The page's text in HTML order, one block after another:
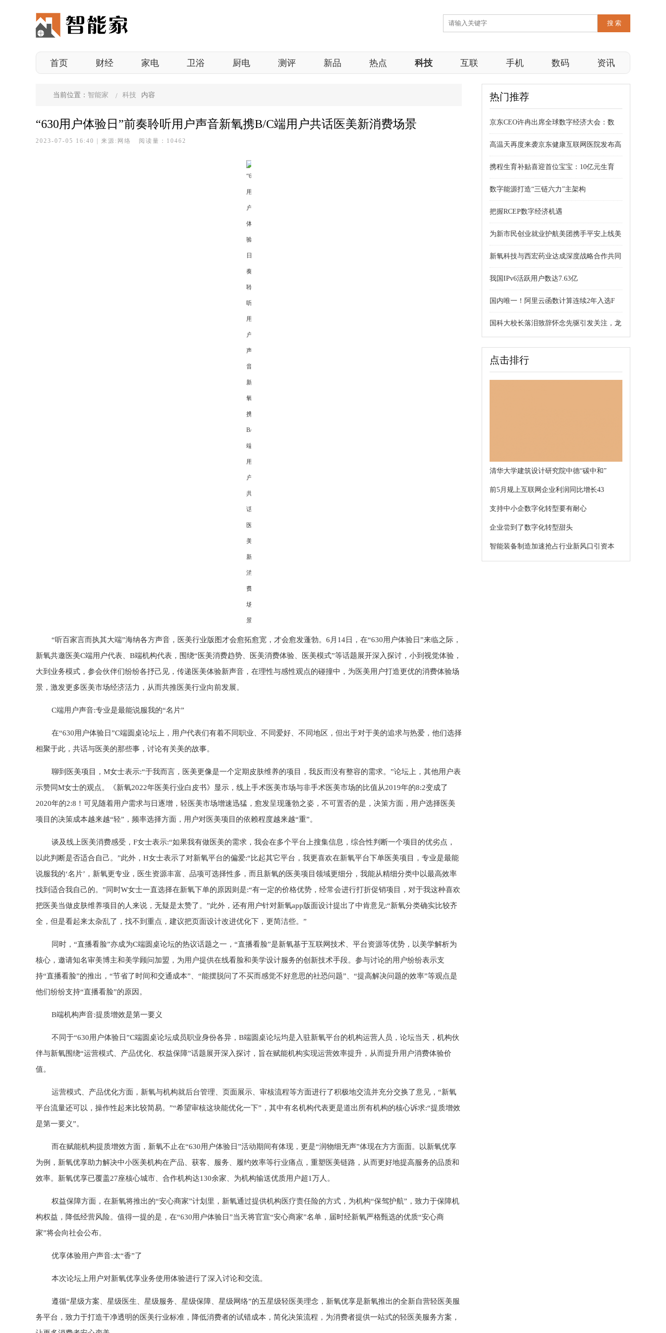
首页 财经 家电 卫浴 厨电 测评 新品 热点 科技 互联 手机 数码 资讯
当前位置： 智能家 科技 内容
“630用户体验日”前奏聆听用户声音新氧携B/C端用户共话医美新消费场景
2023-07-05 16:40 来源:网络 阅读量：10462
“听百家言而执其大端”海纳各方声音，医美行业版图才会愈拓愈宽，才会愈发蓬勃。6月14日，在“630用户体验日”来临之际，
新氧共邀医美C端用户代表、B端机构代表，围绕“医美消费趋势、医美消费体验、医美模式”等话题展开深入探讨，小到视觉体验，
大到业务模式，参会伙伴们纷纷各抒己见，传递医美体验新声音，在理性与感性观点的碰撞中，为医美用户打造更优的消费体验场
景，激发更多医美市场经济活力，从而共推医美行业向前发展。
C端用户声音:专业是最能说服我的“名片”
在“630用户体验日”C端圆桌论坛上，用户代表们有着不同职业、不同爱好、不同地区，但出于对于美的追求与热爱，他们选择
相聚于此，共话与医美的那些事，讨论有关美的故事。
聊到医美项目，M女士表示:“于我而言，医美更像是一个定期皮肤维养的项目，我反而没有整容的需求。”论坛上，其他用户表
示赞同M女士的观点。《新氧2022年医美行业白皮书》显示，线上手术医美市场与非手术医美市场的比值从2019年的8:2变成了
2020年的2:8！可见随着用户需求与日逐增，轻医美市场增速迅猛，愈发呈现蓬勃之姿，不可置否的是，决策方面，用户选择医美
项目的决策成本越来越“轻”，频率选择方面，用户对医美项目的依赖程度越来越“重”。
谈及线上医美消费感受，F女士表示:“如果我有做医美的需求，我会在多个平台上搜集信息，综合性判断一个项目的优劣点，
以此判断是否适合自己。”此外，H女士表示了对新氧平台的偏爱:“比起其它平台，我更喜欢在新氧平台下单医美项目，专业是最能
说服我的‘名片’，新氧更专业，医生资源丰富、品项可选择性多，而且新氧的医美项目领域更细分，我能从精细分类中以最高效率
找到适合我自己的。”同时W女士一直选择在新氧下单的原因则是:“有一定的价格优势，经常会进行打折促销项目，对于我这种喜欢
把医美当做皮肤维养项目的人来说，无疑是太赞了。”此外，还有用户针对新氧app版面设计提出了中肯意见:“新氧分类确实比较齐
全，但是看起来太杂乱了，找不到重点，建议把页面设计改进优化下，更简洁些。”
同时，“直播看脸”亦成为C端圆桌论坛的热议话题之一，“直播看脸”是新氧基于互联网技术、平台资源等优势，以美学解析为
核心，邀请知名审美博主和美学顾问加盟，为用户提供在线看脸和美学设计服务的创新技术手段。参与讨论的用户纷纷表示支
持“直播看脸”的推出，“节省了时间和交通成本”、“能摆脱问了不买而感觉不好意思的社恐问题”、“提高解决问题的效率”等观点是
他们纷纷支持“直播看脸”的原因。
B端机构声音:提质增效是第一要义
不同于“630用户体验日”C端圆桌论坛成员职业身份各异，B端圆桌论坛均是入驻新氧平台的机构运营人员，论坛当天，机构伙
伴与新氧围绕“运营模式、产品优化、权益保障”话题展开深入探讨，旨在赋能机构实现运营效率提升，从而提升用户消费体验价
值。
运营模式、产品优化方面，新氧与机构就后台管理、页面展示、审核流程等方面进行了积极地交流并充分交换了意见，“新氧
平台流量还可以，操作性起来比较简易。”“希望审核这块能优化一下”，其中有名机构代表更是道出所有机构的核心诉求:“提质增效
是第一要义”。
而在赋能机构提质增效方面，新氧不止在“630用户体验日”活动期间有体现，更是“润物细无声”体现在方方面面。以新氧优享
为例，新氧优享助力解决中小医美机构在产品、获客、服务、履约效率等行业痛点，重塑医美链路，从而更好地提高服务的品质和
效率。新氧优享已覆盖27座核心城市、合作机构达130余家、为机构输送优质用户超1万人。
权益保障方面，在新氧将推出的“安心商家”计划里，新氧通过提供机构医疗责任险的方式，为机构“保驾护航”，致力于保障机
构权益，降低经营风险。值得一提的是，在“630用户体验日”当天将官宣“安心商家”名单，届时经新氧严格甄选的优质“安心商
家”将会向社会公布。
优享体验用户声音:太“香”了
本次论坛上用户对新氧优享业务使用体验进行了深入讨论和交流。
遵循“星级方案、星级医生、星级服务、星级保障、星级网络”的五星级轻医美理念，新氧优享是新氧推出的全新自营轻医美服
务平台，致力于打造干净透明的医美行业标准，降低消费者的试错成本，简化决策流程，为消费者提供一站式的轻医美服务方案，
热门推荐
京东CEO许冉出席全球数字经济大会：数
高温天再度来袭京东健康互联网医院发布高
携程生育补贴喜迎首位宝宝：10亿元生育
数字能源打造“三链六力”主架构
把握RCEP数字经济机遇
为新市民创业就业护航美团携手平安上线美
新氧科技与西宏药业达成深度战略合作共同
我国IPv6活跃用户数达7.63亿
国内唯一！阿里云函数计算连续2年入选F
国科大校长落泪致辞怀念先驱引发关注，龙
点击排行
清华大学建筑设计研究院中德“碳中和”
前5月规上互联网企业利润同比增长43
支持中小企数字化转型要有耐心
企业尝到了数字化转型甜头
智能装备制造加速抢占行业新风口引资本